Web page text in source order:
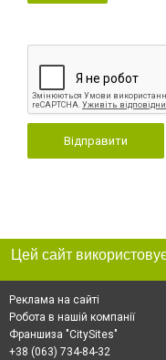
Відправити
Реклама на сайті
Робота в нашій компанії
Франшиза "CitySites"
+38 (063) 734-84-32